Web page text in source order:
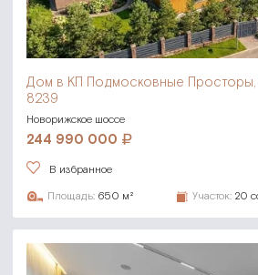
Дом в КП Подмосковные Просторы,
8239
Новорижское шоссе
244 990 000
В избранное
Площадь: 650 м² Участок: 20